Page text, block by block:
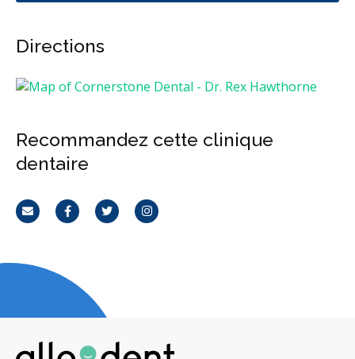
Directions
Recommandez cette clinique
dentaire
CourrielFacebookTwitterInstagram